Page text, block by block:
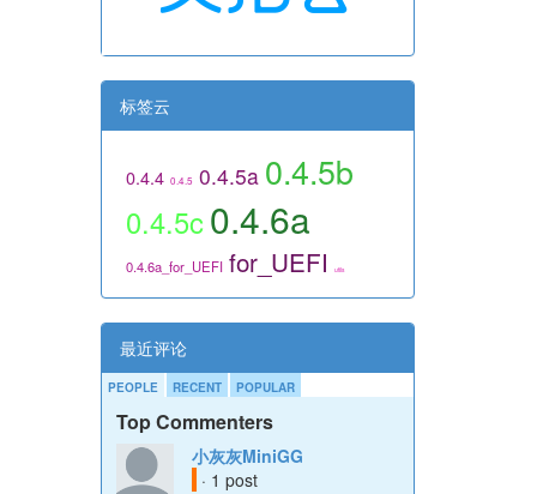
标签云
0.4.4 0.4.5 0.4.5a 0.4.5b
0.4.5c0.4.6a
0.4.6a_for_UEFI for_UEFI utils
最近评论
PEOPLE RECENT POPULAR
Top Commenters
小灰灰MiniGG
· 1 post